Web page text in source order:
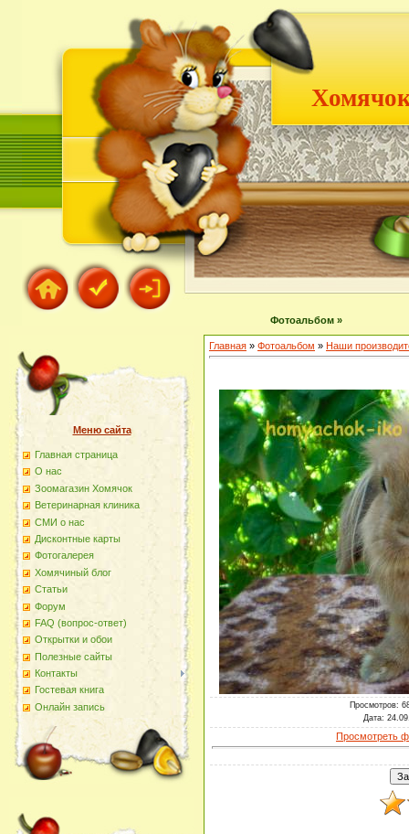
Фотоальбом »
Меню сайта
Главная страница
О наc
Зоомагазин Хомячок
Ветеринарная клиника
СМИ о нас
Дисконтные карты
Фотогалерея
Хомячиный блог
Статьи
Форум
FAQ (вопрос-ответ)
Открытки и обои
Полезные сайты
Контакты
Гостевая книга
Онлайн запись
Главная » Фотоальбом » Наши
Просмотров:
Дата:
Просмотреть